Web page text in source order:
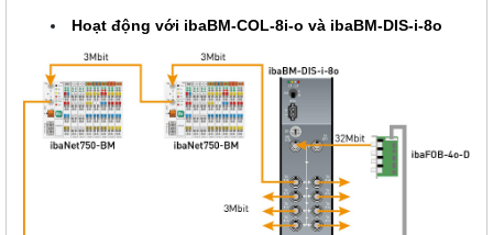
Hoạt động với ibaBM-COL-8i-o và ibaBM-DIS-i-8o